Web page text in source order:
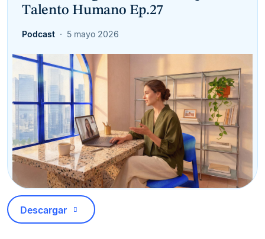
Talento Humano Ep.27
Podcast 5 mayo 2026
Descargar